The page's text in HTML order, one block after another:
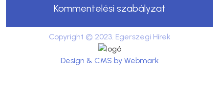
Kommentelési szabályzat
Copyright © 2023. Egerszegi Hírek
Design & CMS by Webmark